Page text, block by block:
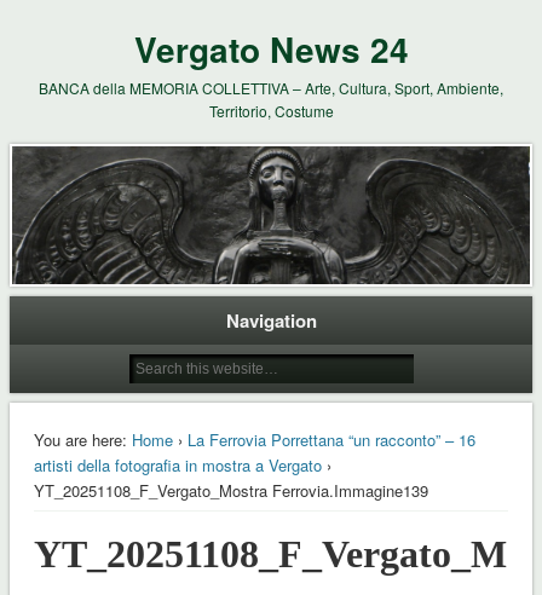
Vergato News 24
BANCA della MEMORIA COLLETTIVA – Arte, Cultura, Sport, Ambiente,
Territorio, Costume
Navigation
You are here: Home› La Ferrovia Porrettana “un racconto” – 16
artisti della fotografia in mostra a Vergato›
YT_20251108_F_Vergato_Mostra Ferrovia.Immagine139